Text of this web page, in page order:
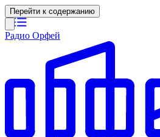
Перейти к содержанию
Радио Орфей